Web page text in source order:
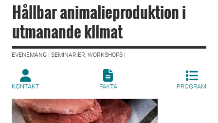
Hållbar animalieproduktion i
utmanande klimat
EVENEMANG | SEMINARIER, WORKSHOPS |
KONTAKT FAKTA PROGRAM